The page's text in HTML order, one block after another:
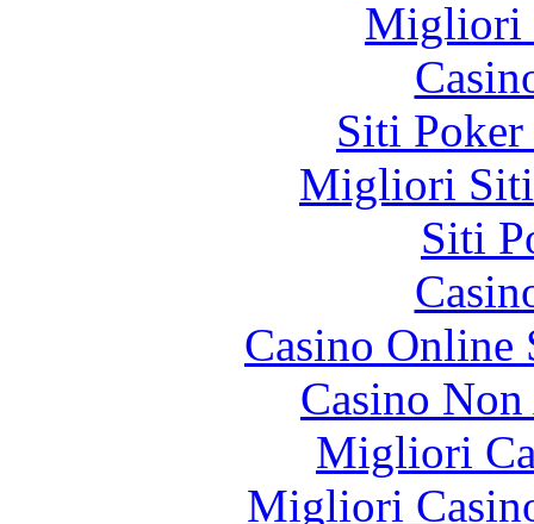
Migliori
Siti
Migliori Siti
Siti
Casino
Casino
Migliori
Migliori